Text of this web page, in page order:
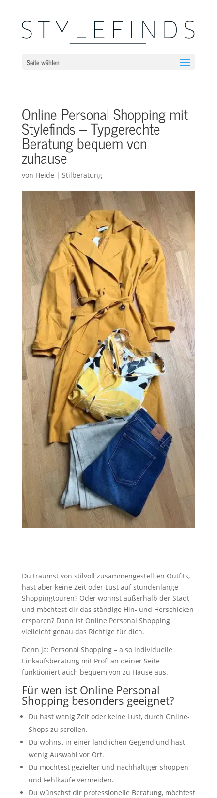
Seite wählen
Online Personal Shopping mit
Stylefinds – Typgerechte
Beratung bequem von
zuhause
von Heide | Stilberatung
Du träumst von stilvoll zusammengestellten Outfits,
hast aber keine Zeit oder Lust auf stundenlange
Shoppingtouren? Oder wohnst außerhalb der Stadt
und möchtest dir das ständige Hin- und Herschicken
ersparen? Dann ist Online Personal Shopping
vielleicht genau das Richtige für dich.
Denn ja: Personal Shopping – also individuelle
Einkaufsberatung mit Profi an deiner Seite –
funktioniert auch bequem von zu Hause aus.
Für wen ist Online Personal
Shopping besonders geeignet?
Du hast wenig Zeit oder keine Lust, durch Online-
Shops zu scrollen.
Du wohnst in einer ländlichen Gegend und hast
wenig Auswahl vor Ort.
Du möchtest gezielter und nachhaltiger shoppen
und Fehlkäufe vermeiden.
Du wünschst dir professionelle Beratung, möchtest